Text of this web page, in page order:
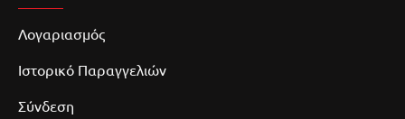
Λογαριασμός
Ιστορικό Παραγγελιών
Σύνδεση